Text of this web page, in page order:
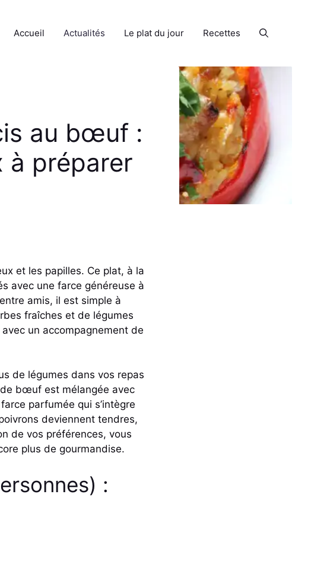
Accueil Actualités Le plat du jour Recettes
au bœuf :
à préparer
et les papilles. Ce plat, à la
avec une farce généreuse à
amis, il est simple à
fraîches et de légumes
un accompagnement de
de légumes dans vos repas
bœuf est mélangée avec
parfumée qui s’intègre
deviennent tendres,
de vos préférences, vous
plus de gourmandise.
: